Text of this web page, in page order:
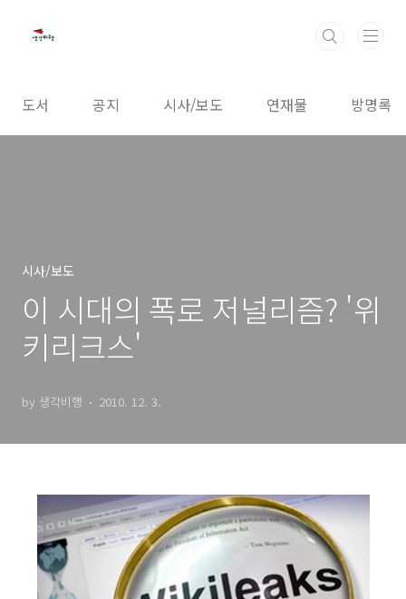
도서 공지 시사/보도 연재물 방명록
시사/보도
이 시대의 폭로 저널리즘? '위
키리크스'
by 생각비행 2010. 12. 3.